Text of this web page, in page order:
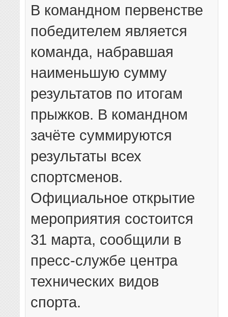
В командном первенстве
победителем является
команда, набравшая
наименьшую сумму
результатов по итогам
прыжков. В командном
зачёте суммируются
результаты всех
спортсменов.
Официальное открытие
мероприятия состоится
31 марта, сообщили в
пресс-службе центра
технических видов
спорта.